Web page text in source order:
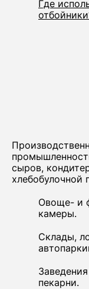
Где
сыров,
хлебобулочной
Овоще- и
камеры.
Склады,
пекарни.